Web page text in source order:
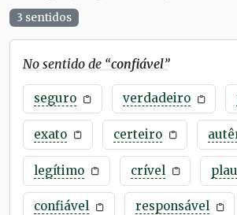
3 sentidos
No sentido de “confiável”
seguro verdadeiro
exato certeiro
legítimo crível
confiável responsável